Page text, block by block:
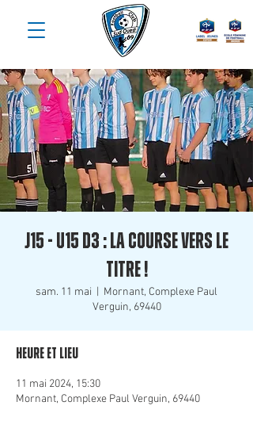
J15 - U15 D3 : La Course vers le
Titre !
sam. 11 mai
Mornant, Complexe Paul
Verguin, 69440
Heure et lieu
11 mai 2024, 15:30
Mornant, Complexe Paul Verguin, 69440